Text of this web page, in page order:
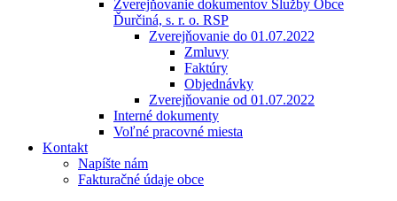
Zverejňovanie dokumentov Služby Obce
Ďurčiná, s. r. o. RSP
Zverejňovanie do 01.07.2022
Zmluvy
Faktúry
Objednávky
Zverejňovanie od 01.07.2022
Interné dokumenty
Voľné pracovné miesta
Kontakt
Napíšte nám
Fakturačné údaje obce